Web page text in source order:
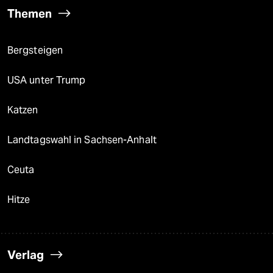
Themen
Bergsteigen
USA unter Trump
Katzen
Landtagswahl in Sachsen-Anhalt
Ceuta
Hitze
Verlag